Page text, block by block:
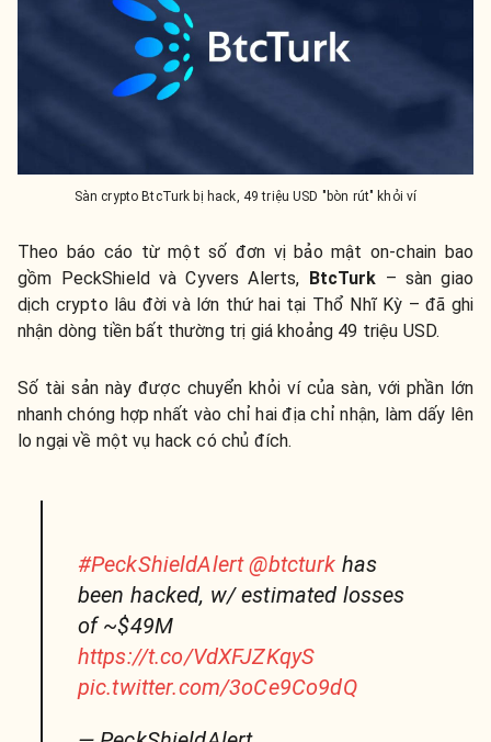
Sàn crypto BtcTurk bị hack, 49 triệu USD "bòn rút" khỏi ví
Theo báo cáo từ một số đơn vị bảo mật on-chain bao
gồm PeckShield và Cyvers Alerts, BtcTurk – sàn giao
dịch crypto lâu đời và lớn thứ hai tại Thổ Nhĩ Kỳ – đã ghi
nhận dòng tiền bất thường trị giá khoảng 49 triệu USD.
Số tài sản này được chuyển khỏi ví của sàn, với phần lớn
nhanh chóng hợp nhất vào chỉ hai địa chỉ nhận, làm dấy lên
lo ngại về một vụ hack có chủ đích.
#PeckShieldAlert @btcturk has
been hacked, w/ estimated losses
of ~$49M
https://t.co/VdXFJZKqyS
pic.twitter.com/3oCe9Co9dQ